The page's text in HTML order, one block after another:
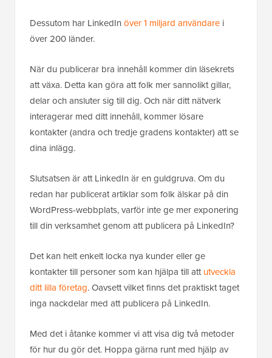
Dessutom har LinkedIn över 1 miljard användare i
över 200 länder.
När du publicerar bra innehåll kommer din läsekrets
att växa. Detta kan göra att folk mer sannolikt gillar,
delar och ansluter sig till dig. Och när ditt nätverk
interagerar med ditt innehåll, kommer lösare
kontakter (andra och tredje gradens kontakter) att se
dina inlägg.
Slutsatsen är att LinkedIn är en guldgruva. Om du
redan har publicerat artiklar som folk älskar på din
WordPress-webbplats, varför inte ge mer exponering
till din verksamhet genom att publicera på LinkedIn?
Det kan helt enkelt locka nya kunder eller ge
kontakter till personer som kan hjälpa till attutveckla
ditt lilla företag. Oavsett vilket finns det praktiskt taget
inga nackdelar med att publicera på LinkedIn.
Med det i åtanke kommer vi att visa dig två metoder
för hur du gör det. Hoppa gärna runt med hjälp av